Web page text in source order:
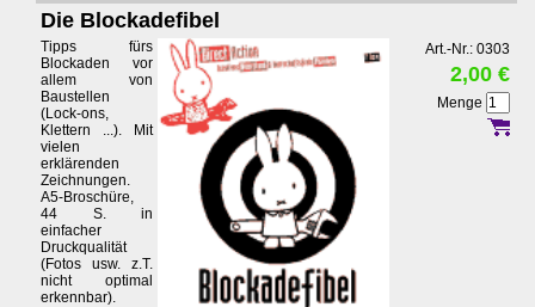
Die Blockadefibel
Tipps fürs
Blockaden vor
allem von
Baustellen
(Lock-ons,
Klettern ...). Mit
vielen
erklärenden
Zeichnungen.
A5-Broschüre,
44 S. in
einfacher
Druckqualität
(Fotos usw. z.T.
nicht optimal
erkennbar).
Art.-Nr.: 0303
2,00 €
Menge